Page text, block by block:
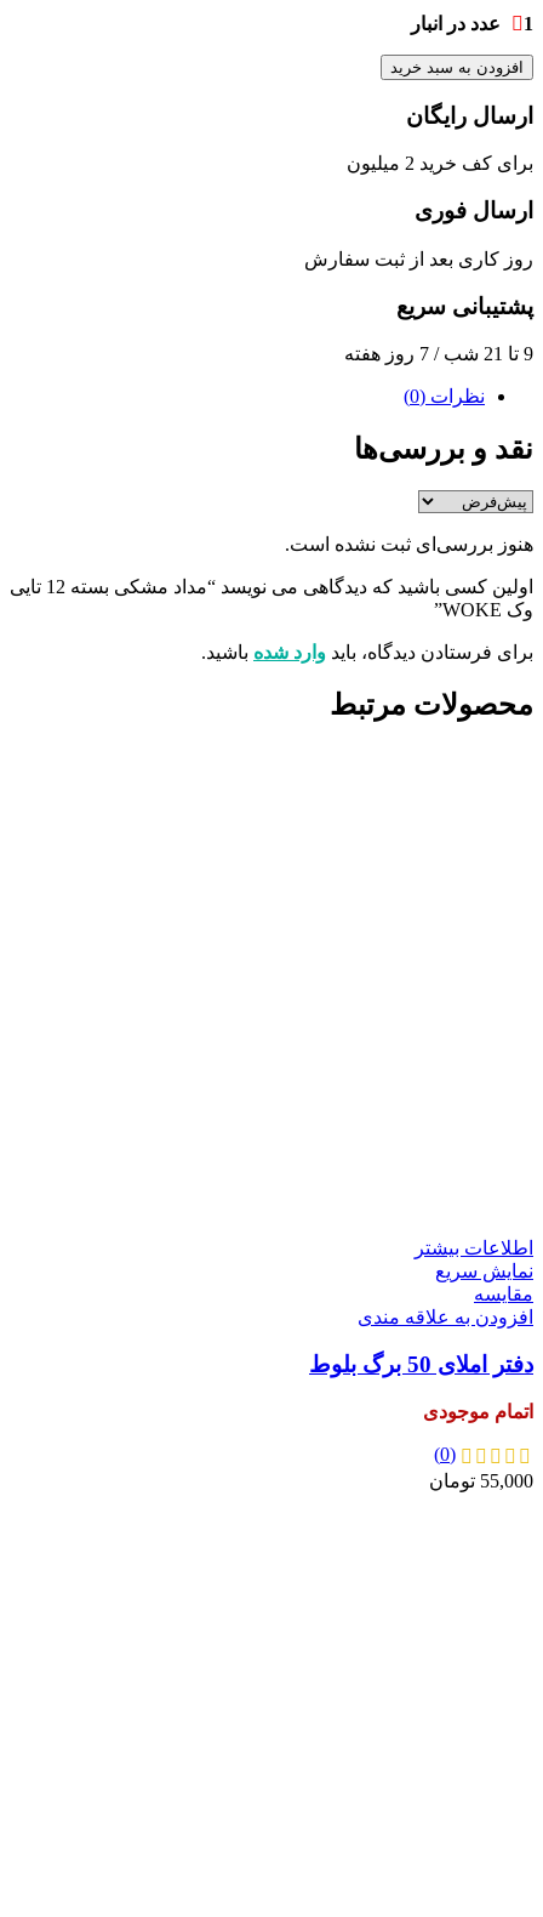
1 عدد در انبار
افزودن به سبد خرید
ارسال رایگان
برای کف خرید 2 میلیون
ارسال فوری
روز کاری بعد از ثبت سفارش
پشتیبانی سریع
9 تا 21 شب / 7 روز هفته
نظرات (0)
نقد و بررسی‌ها
هنوز بررسی‌ای ثبت نشده است.
اولین کسی باشید که دیدگاهی می نویسد “مداد مشکی بسته 12 تایی
وک WOKE”
برای فرستادن دیدگاه، باید وارد شده باشید.
محصولات مرتبط
اطلاعات بیشتر
نمایش سریع
مقايسه
افزودن به علاقه مندی
دفتر املای 50 برگ بلوط
اتمام موجودی
(0)
55,000 تومان